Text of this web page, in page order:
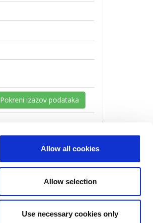
Allow all cookies
Allow selection
Use necessary cookies only
Pokreni izazov podataka